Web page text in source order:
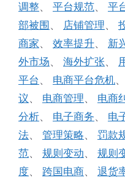
调整、 平台规范、 平
部被围 、 店铺管理、
商家、 效率提升、 新
外市场、 海外扩张、
平台 、 电商平台危机、
议 、 电商管理、 电商
分析、 电子商务、 电
法、 管理策略、 罚款
范、 规则变动、 规则
度、 跨国电商、 退货